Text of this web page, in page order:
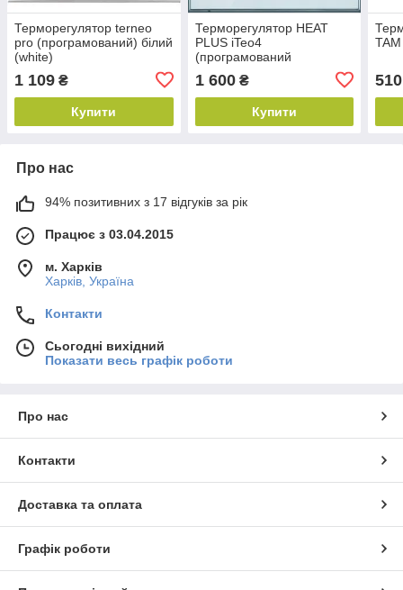
Терморегулятор terneo
pro (програмований) білий
(white)
1 109 ₴
Купити
Терморегулятор HEAT
PLUS iTeo4
(програмований
1 600₴
Купити
510
Про нас
94% позитивних з 17 відгуків за рік
Працює з 03.04.2015
м. Харків
Харків, Україна
Контакти
Сьогодні вихідний
Показати весь графік роботи
Про нас
Контакти
Доставка та оплата
Графік роботи